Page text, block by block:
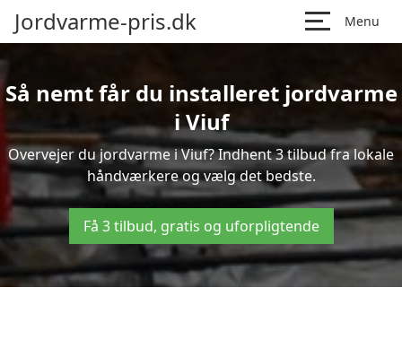
Jordvarme-pris.dk Menu
Så nemt får du installeret jordvarme
i Viuf
Overvejer du jordvarme i Viuf? Indhent 3 tilbud fra lokale
håndværkere og vælg det bedste.
Få 3 tilbud, gratis og uforpligtende